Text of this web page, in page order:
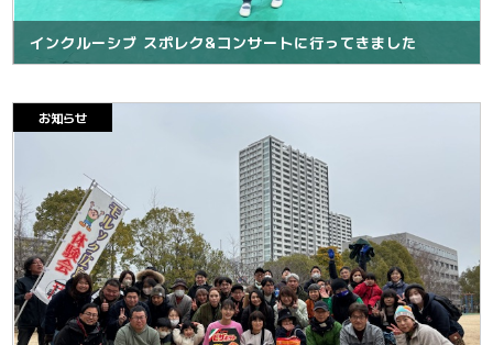
インクルーシブ スポレク&コンサートに行ってきました
お知らせ